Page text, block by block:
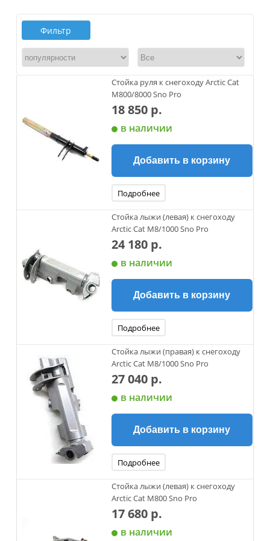
Фильтр
Стойка руля к снегоходу Arctic Cat
M800/8000 Sno Pro
18 850 р.
в наличии
Добавить в корзину
Подробнее
Стойка лыжи (левая) к снегоходу
Arctic Cat М8/1000 Sno Pro
24 180 р.
в наличии
Добавить в корзину
Подробнее
Стойка лыжи (правая) к снегоходу
Arctic Cat М8/1000 Sno Pro
27 040 р.
в наличии
Добавить в корзину
Подробнее
Стойка лыжи (левая) к снегоходу
Arctic Cat М800 Sno Pro
17 680 р.
в наличии